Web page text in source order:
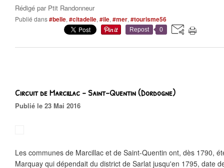
Rédigé par Ptit Randonneur
Publié dans#belle, #citadelle, #ile, #mer, #tourisme56
Repost 0
Circuit de Marcillac - Saint-Quentin (Dordogne)
Publié le 23 Mai 2016
Les communes de Marcillac et de Saint-Quentin ont, dès 1790,
Marquay qui dépendait du district de Sarlat jusqu'en 1795, date